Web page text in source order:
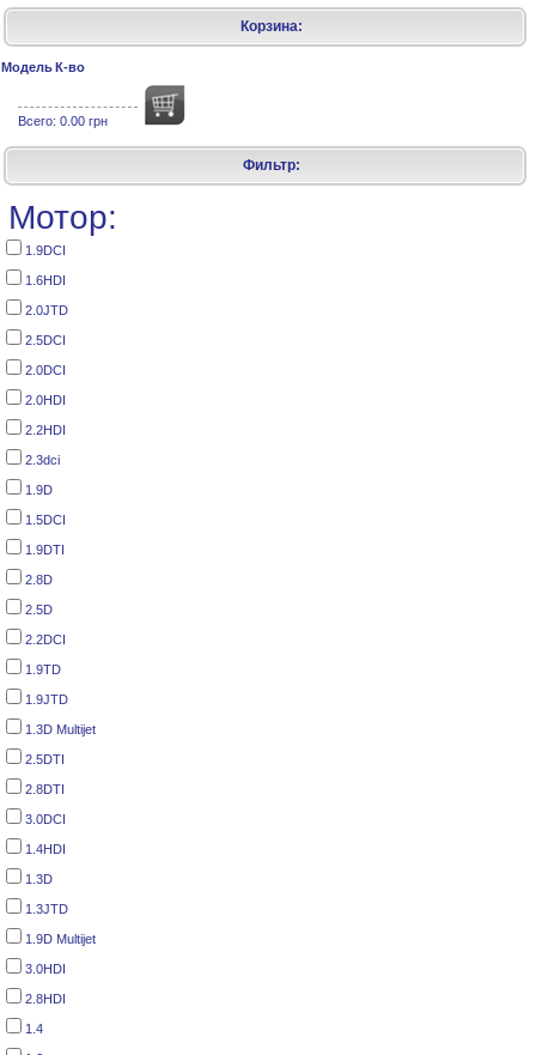
Корзина:
Модель К-во
Всего: 0.00 грн
Фильтр:
Мотор:
1.9DCI
1.6HDI
2.0JTD
2.5DCI
2.0DCI
2.0HDI
2.2HDI
2.3dci
1.9D
1.5DCI
1.9DTI
2.8D
2.5D
2.2DCI
1.9TD
1.9JTD
1.3D Multijet
2.5DTI
2.8DTI
3.0DCI
1.4HDI
1.3D
1.3JTD
1.9D Multijet
3.0HDI
2.8HDI
1.4